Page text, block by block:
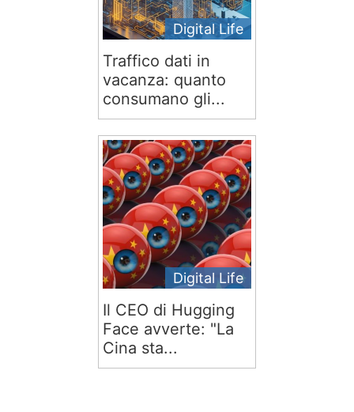
Digital Life
Traffico dati in
vacanza: quanto
consumano gli...
Digital Life
Il CEO di Hugging
Face avverte: "La
Cina sta...